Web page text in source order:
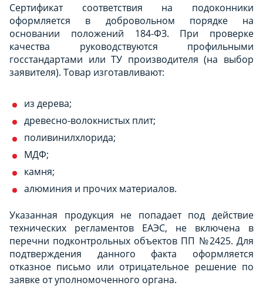
Сертификат соответствия на подоконники
оформляется в добровольном порядке на
основании положений 184-ФЗ. При проверке
качества руководствуются профильными
госстандартами или ТУ производителя (на выбор
заявителя). Товар изготавливают:
из дерева;
древесно-волокнистых плит;
поливинилхлорида;
МДФ;
камня;
алюминия и прочих материалов.
Указанная продукция не попадает под действие
технических регламентов ЕАЭС, не включена в
перечни подконтрольных объектов ПП №2425. Для
подтверждения данного факта оформляется
отказное письмо или отрицательное решение по
заявке от уполномоченного органа.